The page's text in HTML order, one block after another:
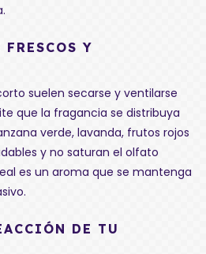
Y
suelen secarse y ventilarse
que la fragancia se distribuya
verde, lavanda, frutos rojos
y no saturan el olfato
es un aroma que se mantenga
DE TU